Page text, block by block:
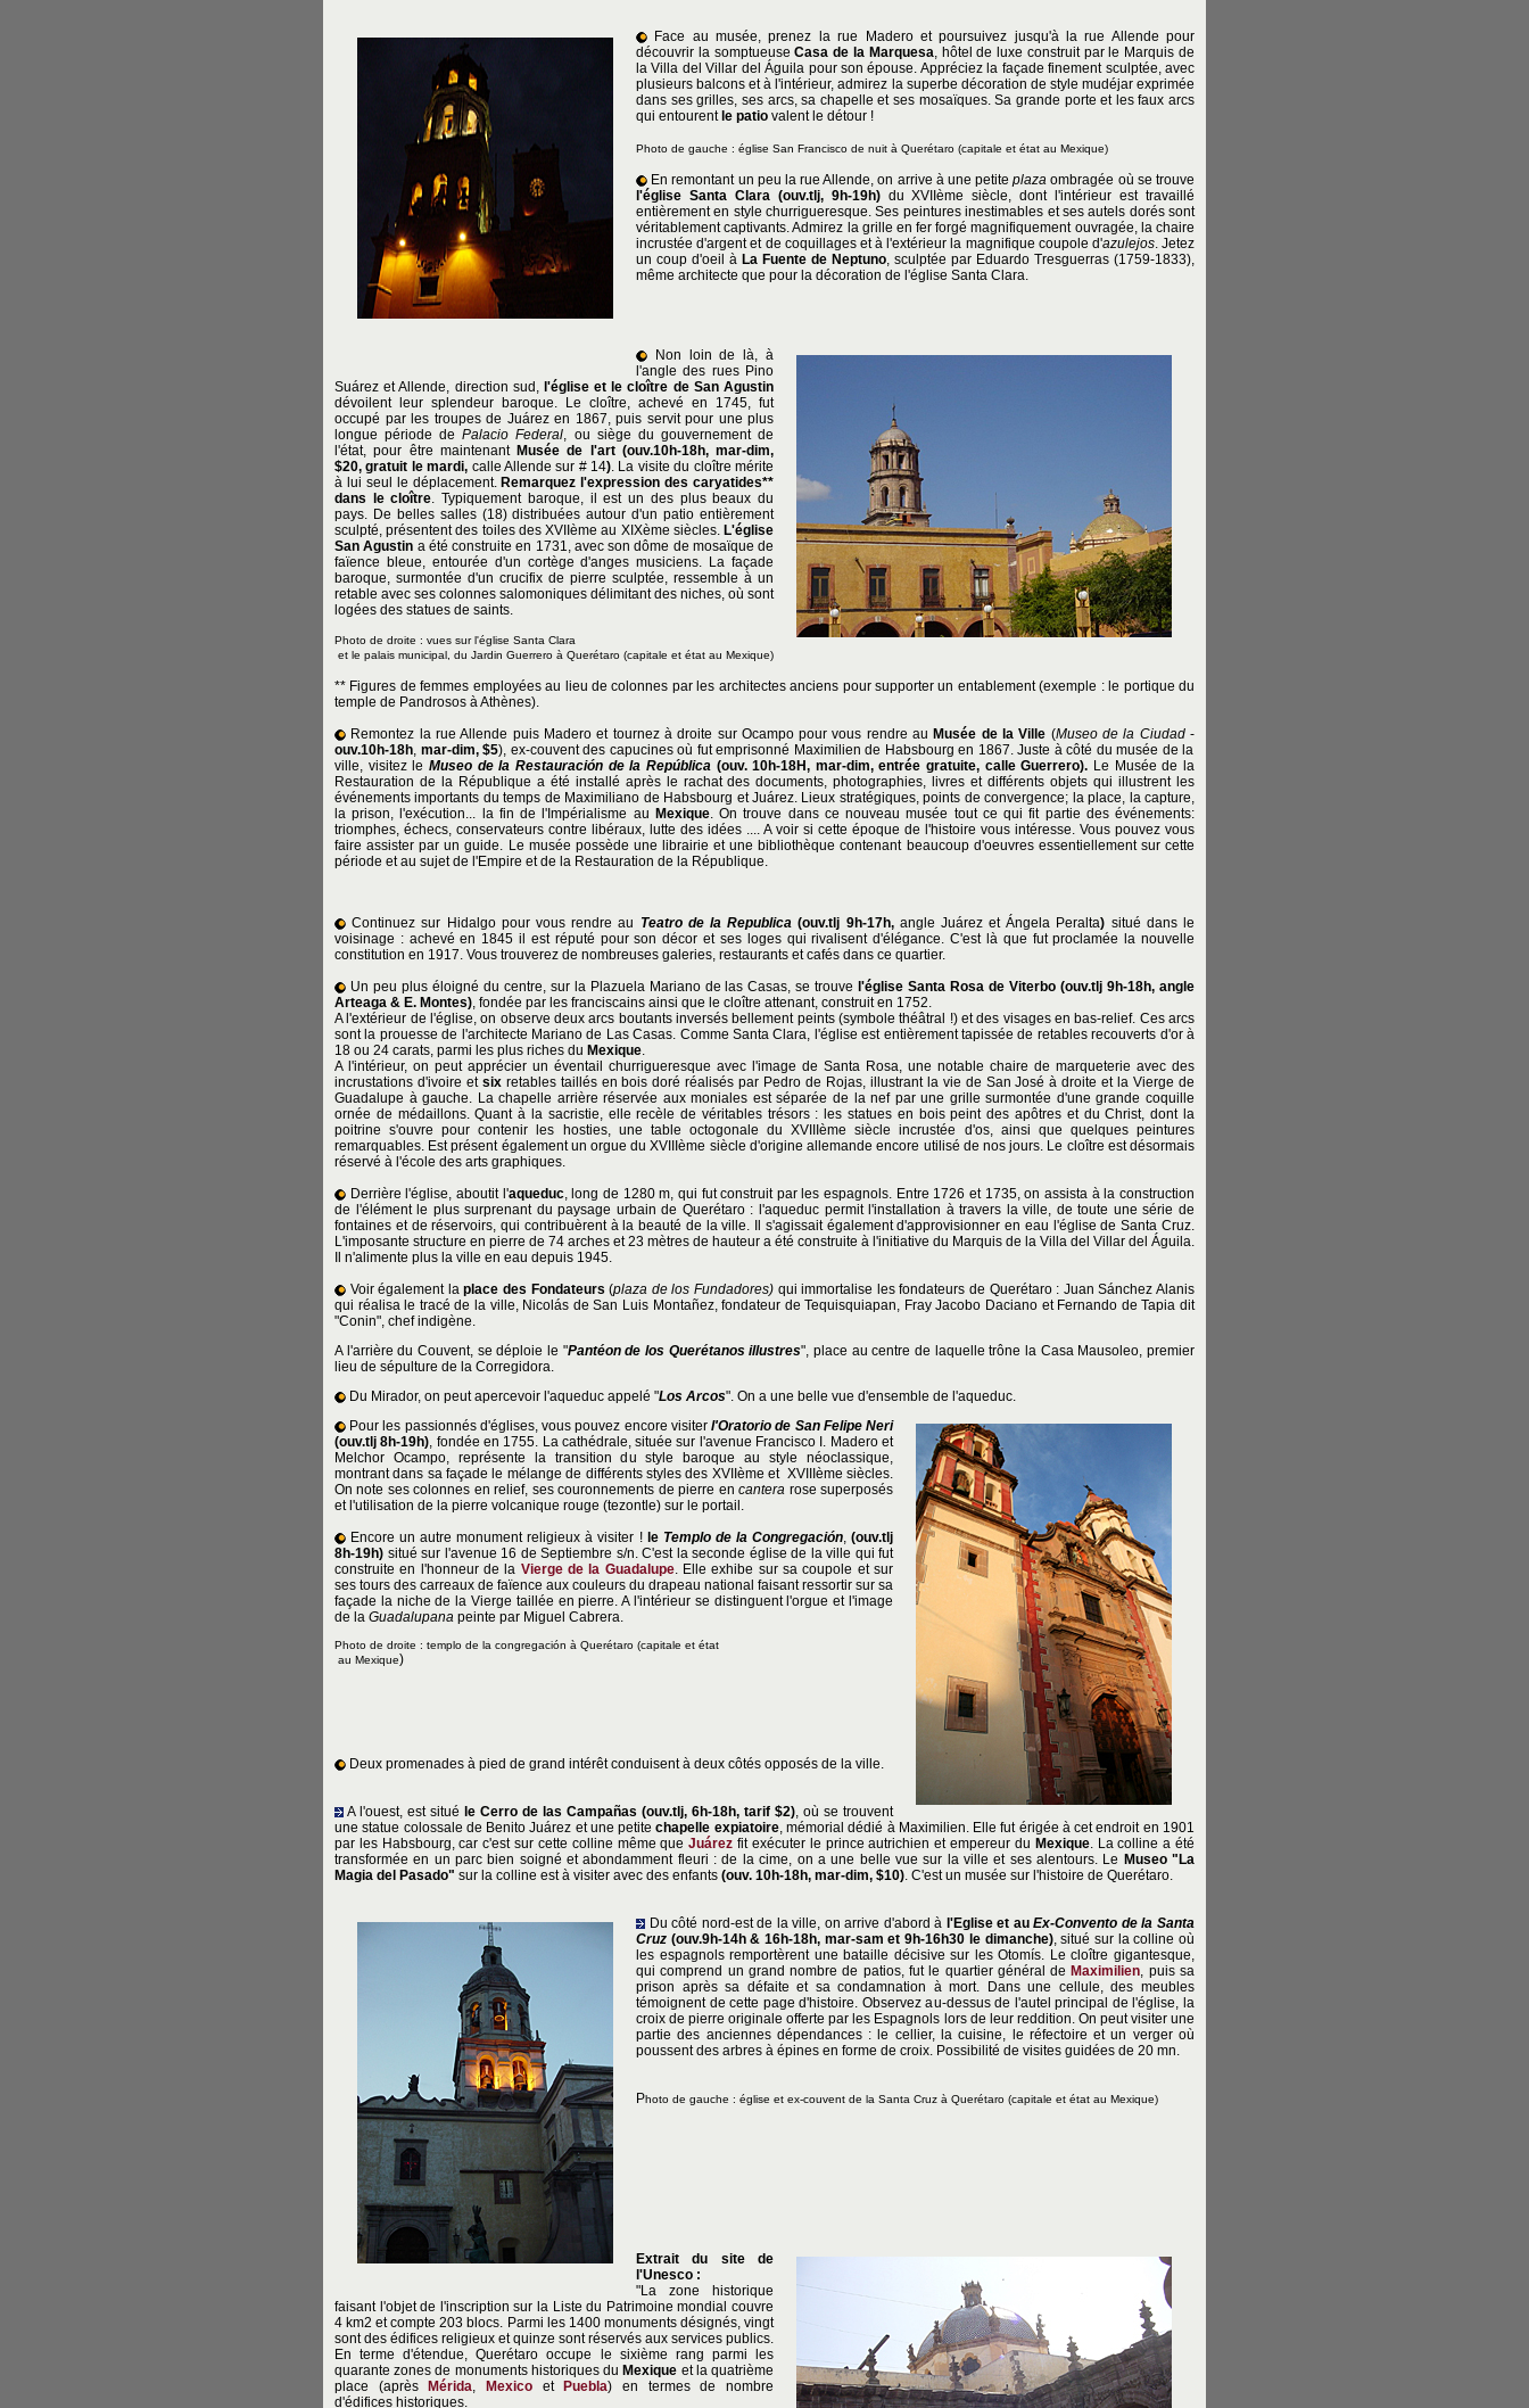
Face au musée, prenez la rue Madero et poursuivez jusqu'à la rue Allende pour
découvrir la somptueuseCasa de la Marquesa, hôtel de luxe construit par le Marquis de
la Villa del Villar del Águila pour son épouse. Appréciez la façade finement sculptée, avec
plusieurs balcons et à l'intérieur, admirez la superbe décoration de style mudéjar exprimée
dans ses grilles, ses arcs, sa chapelle et ses mosaïques. Sa grande porte et les faux arcs
qui entourent le patio valent le détour !
Photo de gauche : église San Francisco de nuit à Querétaro (capitale et état au Mexique)
En remontant un peu la rue Allende, on arrive à une petiteplaza ombragée où se trouve
l'église Santa Clara (ouv.tlj, 9h-19h)du XVIIème siècle, dont l'intérieur est travaillé
entièrement en style churrigueresque. Ses peintures inestimables et ses autels dorés sont
véritablement captivants. Admirez la grille en fer forgé magnifiquement ouvragée, la chaire
incrustée d'argent et de coquillages et à l'extérieur la magnifique coupole d'azulejos. Jetez
un coup d'oeil à La Fuente de Neptuno, sculptée par Eduardo Tresguerras (1759-1833),
même architecte que pour la décoration de l'église Santa Clara.
Non loin de là, à
l'angle des rues Pino
Suárez et Allende, direction sud, l'église et le cloître de San Agustin
dévoilent leur splendeur baroque. Le cloître, achevé en 1745, fut
occupé par les troupes de Juárez en 1867, puis servit pour une plus
longue période dePalacio Federal, ou siège du gouvernement de
l'état, pour être maintenant Musée de l'art (ouv.10h-18h, mar-dim,
$20, gratuit le mardi, calle Allende sur # 14). La visite du cloître mérite
à lui seul le déplacement. Remarquez l'expression des caryatides**
dans le cloître. Typiquement baroque, il est un des plus beaux du
pays. De belles salles (18) distribuées autour d'un patio entièrement
sculpté, présentent des toiles des XVIIème au XIXème siècles. L'église
San Agustin a été construite en 1731, avec son dôme de mosaïque de
faïence bleue, entourée d'un cortège d'anges musiciens. La façade
baroque, surmontée d'un crucifix de pierre sculptée, ressemble à un
retable avec ses colonnes salomoniques délimitant des niches, où sont
logées des statues de saints.
Photo de droite : vues sur l'église Santa Clara
et le palais municipal, du Jardin Guerrero à Querétaro (capitale et état au Mexique)
** Figures de femmes employées au lieu de colonnes par les architectes anciens pour supporter un entablement (exemple : le portique du
temple de Pandrosos à Athènes).
Remontez la rue Allende puis Madero et tournez à droite sur Ocampo pour vous rendre au Musée de la Ville (Museo de la Ciudad-
ouv.10h-18h, mar-dim, $5), ex-couvent des capucines où fut emprisonné Maximilien de Habsbourg en 1867. Juste à côté du musée de la
ville, visitez le Museo de la Restauración de la República (ouv. 10h-18H, mar-dim, entrée gratuite, calle Guerrero). Le Musée de la
Restauration de la République a été installé après le rachat des documents, photographies, livres et différents objets qui illustrent les
événements importants du temps de Maximiliano de Habsbourg et Juárez. Lieux stratégiques, points de convergence; la place, la capture,
la prison, l'exécution... la fin de l'Impérialisme au Mexique. On trouve dans ce nouveau musée tout ce qui fit partie des événements:
triomphes, échecs, conservateurs contre libéraux, lutte des idées .... A voir si cette époque de l'histoire vous intéresse. Vous pouvez vous
faire assister par un guide. Le musée possède une librairie et une bibliothèque contenant beaucoup d'oeuvres essentiellement sur cette
période et au sujet de l'Empire et de la Restauration de la République.
Continuez sur Hidalgo pour vous rendre au Teatro de la Republica (ouv.tlj 9h-17h, angle Juárez et Ángela Peralta) situé dans le
voisinage : achevé en 1845 il est réputé pour son décor et ses loges qui rivalisent d'élégance. C'est là que fut proclamée la nouvelle
constitution en 1917. Vous trouverez de nombreuses galeries, restaurants et cafés dans ce quartier.
Un peu plus éloigné du centre, sur la Plazuela Mariano de las Casas, se trouve l'église Santa Rosa de Viterbo (ouv.tlj 9h-18h, angle
Arteaga & E. Montes), fondée par les franciscains ainsi que le cloître attenant, construit en 1752.
A l'extérieur de l'église, on observe deux arcs boutants inversés bellement peints (symbole théâtral !) et des visages en bas-relief. Ces arcs
sont la prouesse de l'architecte Mariano de Las Casas. Comme Santa Clara, l'église est entièrement tapissée de retables recouverts d'or à
18 ou 24 carats, parmi les plus riches du Mexique.
A l'intérieur, on peut apprécier un éventail churrigueresque avec l'image de Santa Rosa, une notable chaire de marqueterie avec des
incrustations d'ivoire et sixretables taillés en bois doré réalisés par Pedro de Rojas, illustrant la vie de San José à droite et la Vierge de
Guadalupe à gauche. La chapelle arrière réservée aux moniales est séparée de la nef par une grille surmontée d'une grande coquille
ornée de médaillons. Quant à la sacristie, elle recèle de véritables trésors : les statues en bois peint des apôtres et du Christ, dont la
poitrine s'ouvre pour contenir les hosties, une table octogonale du XVIIIème siècle incrustée d'os, ainsi que quelques peintures
remarquables. Est présent également un orgue du XVIIIème siècle d'origine allemande encore utilisé de nos jours. Le cloître est désormais
réservé à l'école des arts graphiques.
Derrière l'église, aboutit l'aqueduc, long de 1280 m, qui fut construit par les espagnols. Entre 1726 et 1735, on assista à la construction
de l'élément le plus surprenant du paysage urbain de Querétaro : l'aqueduc permit l'installation à travers la ville, de toute une série de
fontaines et de réservoirs, qui contribuèrent à la beauté de la ville. Il s'agissait également d'approvisionner en eau l'église de Santa Cruz.
L'imposante structure en pierre de 74 arches et 23 mètres de hauteur a été construite à l'initiative du Marquis de la Villa del Villar del Águila.
Il n'alimente plus la ville en eau depuis 1945.
Voir également laplace des Fondateurs (plaza de los Fundadores) qui immortalise les fondateurs de Querétaro : Juan Sánchez Alanis
qui réalisa le tracé de la ville, Nicolás de San Luis Montañez, fondateur de Tequisquiapan, Fray Jacobo Daciano et Fernando de Tapia dit
"Conin", chef indigène.
A l'arrière du Couvent, se déploie le "Pantéon de los Querétanos illustres", place au centre de laquelle trône la Casa Mausoleo, premier
lieu de sépulture de la Corregidora.
Du Mirador, on peut apercevoir l'aqueduc appelé "Los Arcos". On a une belle vue d'ensemble de l'aqueduc.
Pour les passionnés d'églises, vous pouvez encore visiterl'Oratorio de San Felipe Neri
(ouv.tlj 8h-19h), fondée en 1755. La cathédrale, située sur l'avenue Francisco I. Madero et
Melchor Ocampo, représente la transition du style baroque au style néoclassique,
montrant dans sa façade le mélange de différents styles des XVIIème et XVIIIème siècles.
On note ses colonnes en relief, ses couronnements de pierre encantera rose superposés
et l'utilisation de la pierre volcanique rouge (tezontle) sur le portail.
Encore un autre monument religieux à visiter ! le Templo de la Congregación,(ouv.tlj
8h-19h) situé sur l'avenue 16 de Septiembre s/n. C'est la seconde église de la ville qui fut
construite en l'honneur de la Vierge de la Guadalupe. Elle exhibe sur sa coupole et sur
ses tours des carreaux de faïence aux couleurs du drapeau national faisant ressortir sur sa
façade la niche de la Vierge taillée en pierre. A l'intérieur se distinguent l'orgue et l'image
de la Guadalupana peinte par Miguel Cabrera.
Photo de droite : templo de la congregación à Querétaro (capitale et état
au Mexique)
Deux promenades à pied de grand intérêt conduisent à deux côtés opposés de la ville.
A l'ouest, est situé le Cerro de las Campañas (ouv.tlj, 6h-18h, tarif $2), où se trouvent
une statue colossale de Benito Juárez et une petitechapelle expiatoire, mémorial dédié à Maximilien. Elle fut érigée à cet endroit en 1901
par les Habsbourg, car c'est sur cette colline même queJuárez fit exécuter le prince autrichien et empereur du Mexique. La colline a été
transformée en un parc bien soigné et abondamment fleuri : de la cime, on a une belle vue sur la ville et ses alentours. Le Museo "La
Magia del Pasado" sur la colline est à visiter avec des enfants (ouv. 10h-18h, mar-dim, $10). C'est un musée sur l'histoire de Querétaro.
Du côté nord-est de la ville, on arrive d'abord à l'Eglise et auEx-Convento de la Santa
Cruz (ouv.9h-14h & 16h-18h, mar-sam et 9h-16h30 le dimanche), situé sur la colline où
les espagnols remportèrent une bataille décisive sur les Otomís. Le cloître gigantesque,
qui comprend un grand nombre de patios, fut le quartier général de Maximilien, puis sa
prison après sa défaite et sa condamnation à mort. Dans une cellule, des meubles
témoignent de cette page d'histoire. Observez au-dessus de l'autel principal de l'église, la
croix de pierre originale offerte par les Espagnols lors de leur reddition. On peut visiter une
partie des anciennes dépendances : le cellier, la cuisine, le réfectoire et un verger où
poussent des arbres à épines en forme de croix. Possibilité de visites guidées de 20 mn.
Photo de gauche : église et ex-couvent de la Santa Cruz à Querétaro (capitale et état au Mexique)
Extrait du site de
l'Unesco :
"La zone historique
faisant l'objet de l'inscription sur la Liste du Patrimoine mondial couvre
4 km2 et compte 203 blocs. Parmi les 1400 monuments désignés, vingt
sont des édifices religieux et quinze sont réservés aux services publics.
En terme d'étendue, Querétaro occupe le sixième rang parmi les
quarante zones de monuments historiques du Mexique et la quatrième
place (après
Mérida, Mexico et Puebla) en termes de nombre
d'édifices historiques.